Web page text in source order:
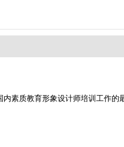
素质教育形象设计师培训工作的